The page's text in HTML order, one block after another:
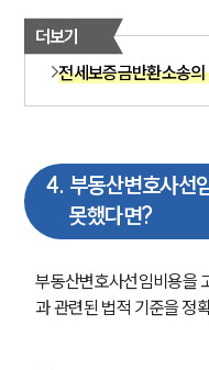
더보기
전세보증금반환소송
4. 부동산변호사선
못했다면?
부동산변호사선임비용을
과 관련된 법적 기준을 정